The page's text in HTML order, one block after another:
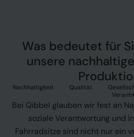
Was bedeutet für
unsere
Nachhaltigkeit Qualität
Bei Qibbel glauben wir fest an
soziale Verantwortung und
Fahrradsitze sind nicht nur ein